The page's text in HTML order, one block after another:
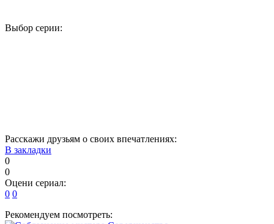
Выбор серии:
Расскажи друзьям о своих впечатлениях:
В закладки
0
0
Оцени сериал:
0 0
Рекомендуем посмотреть: